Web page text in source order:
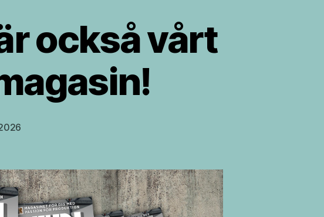
också vårt